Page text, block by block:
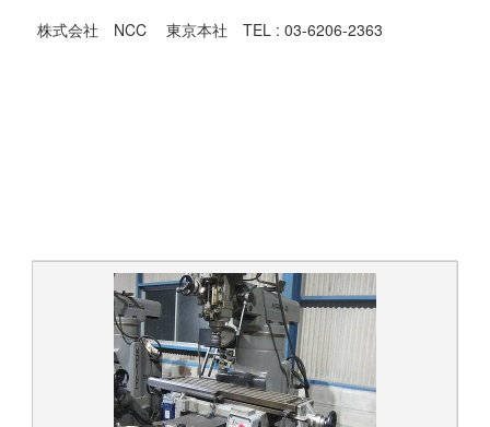
株式会社 NCC 東京本社 TEL : 03-6206-2363